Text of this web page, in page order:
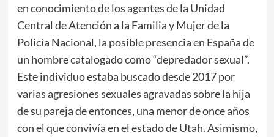
en conocimiento de los agentes de la Unidad
Central de Atención a la Familia y Mujer de la
Policía Nacional, la posible presencia en España de
un hombre catalogado como “depredador sexual”.
Este individuo estaba buscado desde 2017 por
varias agresiones sexuales agravadas sobre la hija
de su pareja de entonces, una menor de once años
con el que convivía en el estado de Utah. Asimismo,